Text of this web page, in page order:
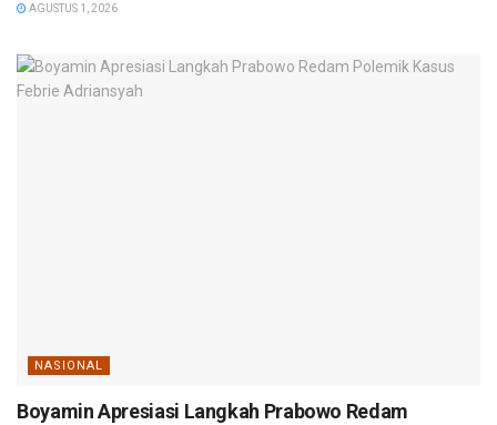
AGUSTUS 1, 2026
NASIONAL
Boyamin Apresiasi Langkah Prabowo Redam